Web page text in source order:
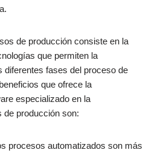
de producción consiste en la
que permiten la
diferentes fases del proceso de
que ofrece la
especializado en la
de producción son:
procesos automatizados son más